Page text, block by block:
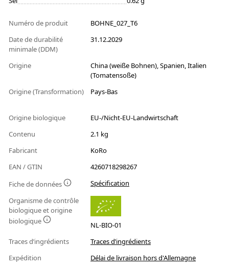
Numéro de produit
BOHNE_027_T6
Date de durabilité
minimale (DDM)
31.12.2029
Origine
China (weiße Bohnen), Spanien, Italien
(Tomatensoße)
Origine (Transformation)
Pays-Bas
Origine biologique
EU-/Nicht-EU-Landwirtschaft
Contenu
2.1 kg
Fabricant
KoRo
EAN / GTIN
4260718298267
Fiche de données
Spécification
Organisme de contrôle
biologique et origine
biologique
NL-BIO-01
Traces d’ingrédients
Traces d’ingrédients
Expédition
Délai de livraison hors d'Allemagne